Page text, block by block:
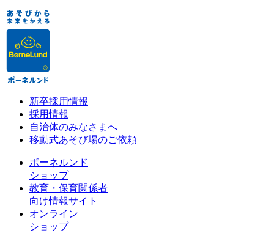
新卒採用情報
採用情報
自治体のみなさまへ
移動式あそび場のご依頼
ボーネルンド
ショップ
教育・保育関係者
向け情報サイト
オンライン
ショップ